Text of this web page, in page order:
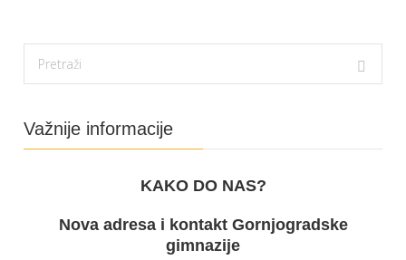
Važnije informacije
KAKO DO NAS?
Nova adresa i kontakt Gornjogradske
gimnazije